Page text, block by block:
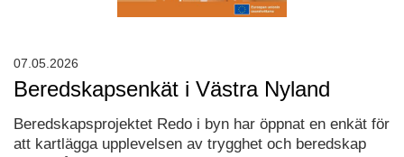
Beredskapsenkät i Västra Nyland
Beredskapsprojektet Redo i byn har öppnat en enkät för
att kartlägga upplevelsen av trygghet och beredskap
07.05.2026